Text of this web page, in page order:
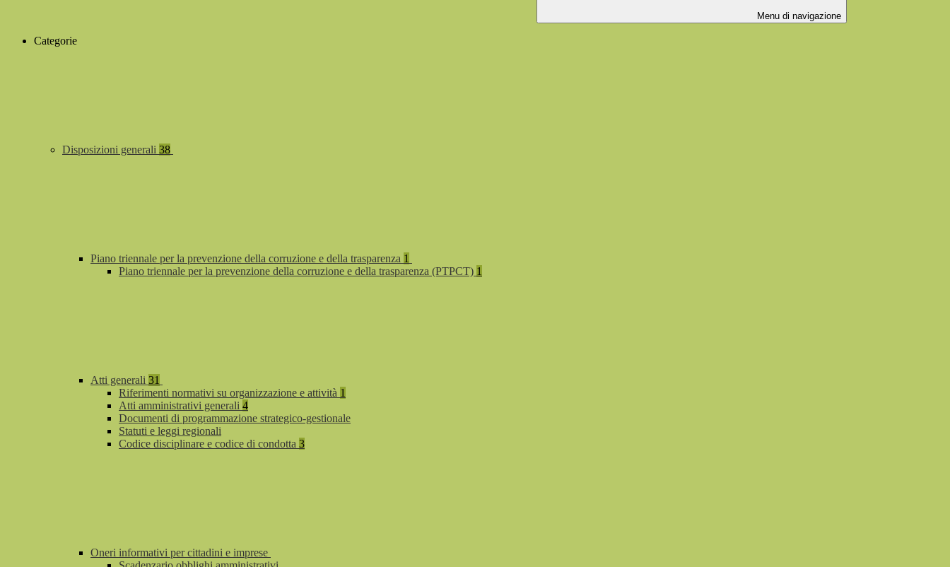
Menu di navigazione
Categorie
Disposizioni generali 38
Piano triennale per la prevenzione della corruzione e della trasparenza 1
Piano triennale per la prevenzione della corruzione e della trasparenza (PTPCT) 1
Atti generali 31
Riferimenti normativi su organizzazione e attività 1
Atti amministrativi generali 4
Documenti di programmazione strategico-gestionale
Statuti e leggi regionali
Codice disciplinare e codice di condotta 3
Oneri informativi per cittadini e imprese